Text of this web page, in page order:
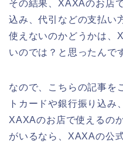
その結果、XAXAのお店
込み、代引などの支払い
使えないのかどうかは、
いのでは？と思ったんで
なので、こちらの記事を
トカードや銀行振り込み
XAXAのお店で使えるの
がいるなら、XAXAの公